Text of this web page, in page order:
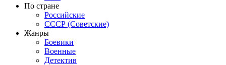
По стране
Российские
СССР (Советские)
Жанры
Боевики
Военные
Детектив